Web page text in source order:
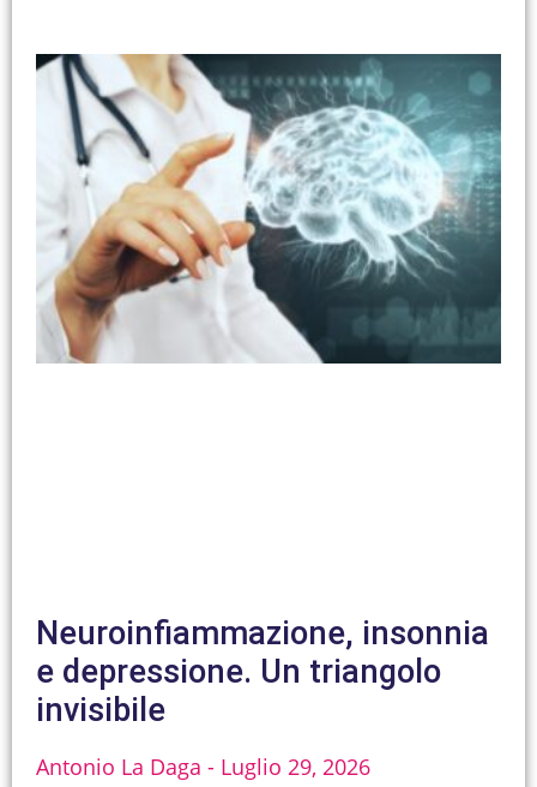
Neuroinfiammazione, insonnia
e depressione. Un triangolo
invisibile
Antonio La Daga Luglio 29, 2026